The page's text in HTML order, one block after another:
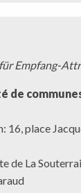
Empfang-
de
16, place
de La